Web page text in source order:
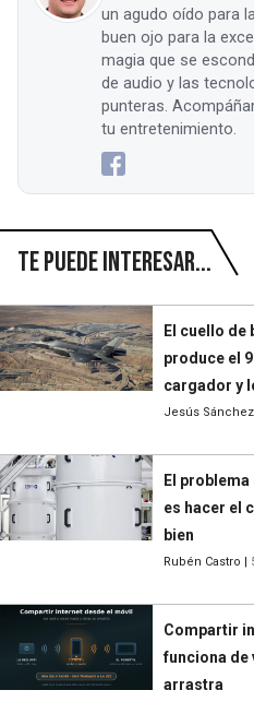
un agudo oído para
buen ojo para la
magia que se
de audio y las
punteras.
tu entretenimiento.
Te puede interesar...
El cuello de
produce el
cargador y
Jesús Sánchez
El
es hacer el
bien
Rubén Castro |
Compartir
funciona de
arrastra